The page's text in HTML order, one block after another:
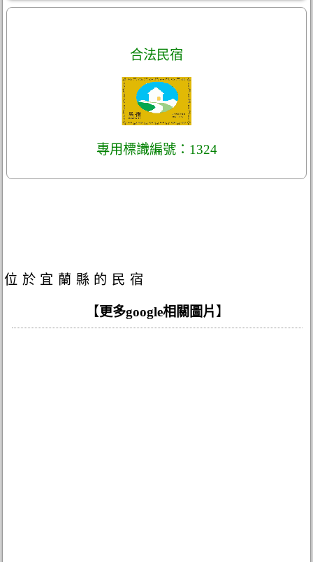
合法民宿
專用標識編號：1324
位於宜蘭縣的民宿
【更多google相關圖片】